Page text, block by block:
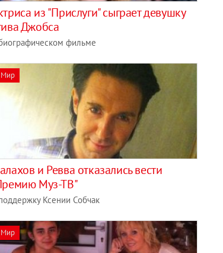
из "Прислуги" сыграет девушку
Джобса
фильме
Мир
и Ревва отказались вести
Муз-ТВ"
Ксении Собчак
Мир